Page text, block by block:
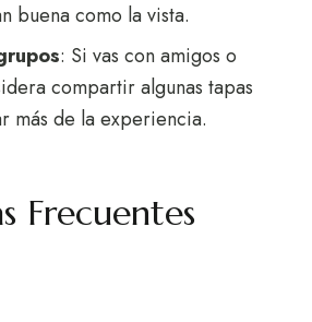
buena como la vista.
: Si vas con amigos o
compartir algunas tapas
más de la experiencia.
Frecuentes